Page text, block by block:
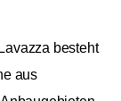
besteht
aus